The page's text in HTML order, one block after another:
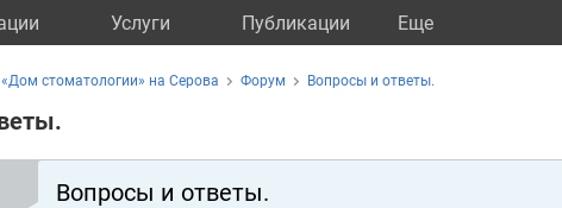
Услуги Публикации Eще
«Дом стоматологии» на Серова Форум Вопросы и ответы.
Вопросы и ответы.